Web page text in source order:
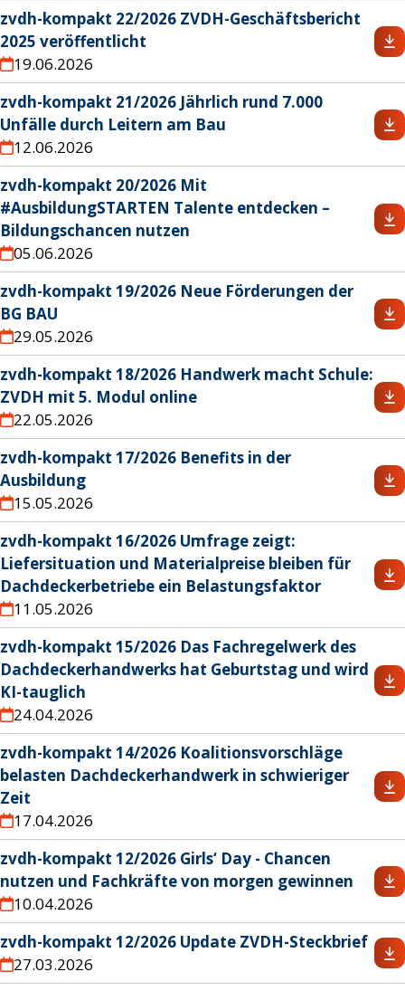
zvdh-kompakt 22/2026 ZVDH-Geschäftsbericht
2025 veröffentlicht
19.06.2026
zvdh-kompakt 21/2026 Jährlich rund 7.000
Unfälle durch Leitern am Bau
12.06.2026
zvdh-kompakt 20/2026 Mit
#AusbildungSTARTEN Talente entdecken –
Bildungschancen nutzen
05.06.2026
zvdh-kompakt 19/2026 Neue Förderungen der
BG BAU
29.05.2026
zvdh-kompakt 18/2026 Handwerk macht Schule:
ZVDH mit 5. Modul online
22.05.2026
zvdh-kompakt 17/2026 Benefits in der
Ausbildung
15.05.2026
zvdh-kompakt 16/2026 Umfrage zeigt:
Liefersituation und Materialpreise bleiben für
Dachdeckerbetriebe ein Belastungsfaktor
11.05.2026
zvdh-kompakt 15/2026 Das Fachregelwerk des
Dachdeckerhandwerks hat Geburtstag und wird
KI-tauglich
24.04.2026
zvdh-kompakt 14/2026 Koalitionsvorschläge
belasten Dachdeckerhandwerk in schwieriger
Zeit
17.04.2026
zvdh-kompakt 12/2026 Girls‘ Day - Chancen
nutzen und Fachkräfte von morgen gewinnen
10.04.2026
zvdh-kompakt 12/2026 Update ZVDH-Steckbrief
27.03.2026